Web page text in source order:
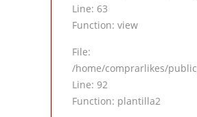
Line: 63
Function: view
File:
/home/comprarlikes/
Line: 92
Function: plantilla2